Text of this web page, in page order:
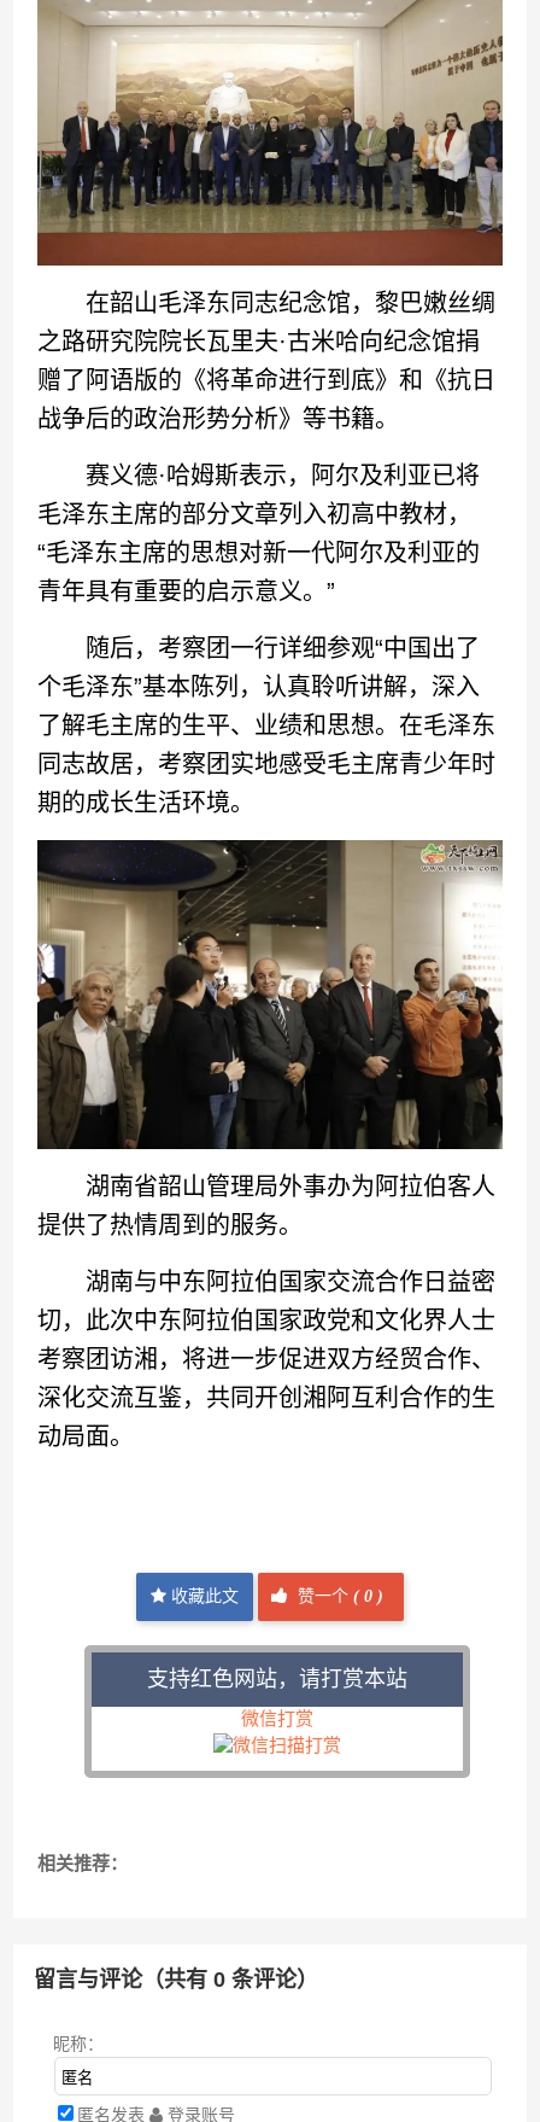
在韶山毛泽东同志纪念馆，黎巴嫩丝绸
之路研究院院长瓦里夫·古米哈向纪念馆捐
赠了阿语版的《将革命进行到底》和《抗日
战争后的政治形势分析》等书籍。
赛义德·哈姆斯表示，阿尔及利亚已将
毛泽东主席的部分文章列入初高中教材，
“毛泽东主席的思想对新一代阿尔及利亚的
青年具有重要的启示意义。”
随后，考察团一行详细参观“中国出了
个毛泽东”基本陈列，认真聆听讲解，深入
了解毛主席的生平、业绩和思想。在毛泽东
同志故居，考察团实地感受毛主席青少年时
期的成长生活环境。
湖南省韶山管理局外事办为阿拉伯客人
提供了热情周到的服务。
湖南与中东阿拉伯国家交流合作日益密
切，此次中东阿拉伯国家政党和文化界人士
考察团访湘，将进一步促进双方经贸合作、
深化交流互鉴，共同开创湘阿互利合作的生
动局面。
收藏此文 赞一个 (0 )
支持红色网站，请打赏本站
微信打赏
相关推荐：
留言与评论（共有0 条评论）
昵称：
匿名发表 登录账号